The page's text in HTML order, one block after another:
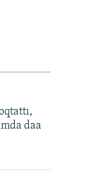
daa